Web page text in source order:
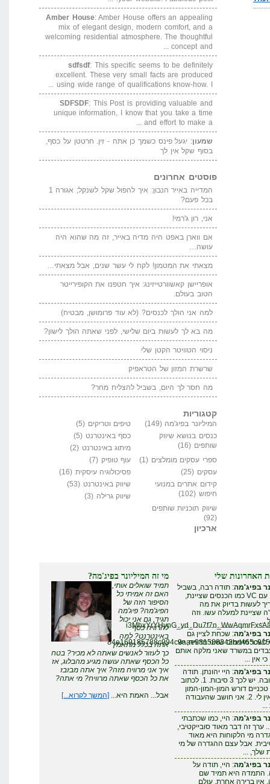
Amber House: Amber House offers an appealing
mix of elegant design, modern comfort, and a
welcoming residential atmosphere. The thoughtful
concept and ...
sdfsdf: This specific seems to be definitely
excellent. These very small facts are produced
using wide range of qualifications know-how. I ...
SDFSDF: This Post is providing valuable and
unique information, I know that you take a time
and effort to make a ...
שמעון: יגעל פינס כשמך כן אתה - זין. חרטטן על כסף,
בסוף שקל אין לך
פוסטים אחרונים
המדייה באייר הנבון: איך להפול שקל לשנקל; אגורה 1
בכל פעם?
אני, רון ג'רמי!
אם ווארן באפט היה מדיה באייר, זה מה שהוא היה
עושה…
מצאתי את המטמון! לקח לי עשר שנים, אבל מצאתי…
אופריישן קאשוורטייזינג: איך חטפנו את הקופירייטר
הטוב בעולם.
למה אני הולך לכנסים? (לא עוד פרומושן, מבטיח)
מה בא לך לעשות ביום שלישי, לפני שאתה הולך לישון?
ניסוי הטוויטר הקטן שלי
שרשרת המזון של הטראפיק
מה חסר לך היום, בשביל להצליח מחר?
קטגוריות
המיליונר בפיג'מה (149) טיפים וטריקים (5)
כנסים בנושא שיווק
שותפים (16)
כסף באינטרנט (5)
מיתוג באינטרנט (2)
ספרי עסקים מומלצים (1) עוף טופיק (7)
עסקים (25) פסיכולוגיה עיסקית (16)
קידום אתרים במנועי
חיפוש (102)
שיווק באינטרנט (53)
שיווק גרילה (3)
שיווק תוכניות שותפים
(92)
ארכיון
האחרונות שלי
בפיג'מה: תודה רבה, בשביל
להצליח עם VC כמו הכנסים שציינת,
לעשות בדיוק את מה
שציינת למעלה עשו. וזה
...
בפיג'מה: שכחת לציין גם
מינימום שאני מרוויח, יש
במשרד שאני מלקה אותם
אין ...
בפיג'מה: היי יהונתן. תודה
על התגובה. יש לכך 3 סיבות. 1. לכתוב
דורש המון-המון-המון
זמן - שאין לי. 2. אני חושב שהעבודה
...
בפיג'מה: היי, כמו שכתבתי
ערך זה דבר מאוד סובייקטיבי,
מי הלקוחות היא מאוד
אבל עצם ההגדרה של מי
שלך, ...
בפיג'מה: היי, תודה על
התמדה היא תמיד שם
ברירה אחרת. עולם
מי זה המיליונר בפיג'מה?
תמיד שואלים אותי,
האם זה אמיתי כל
הסיפור הזה של
הפיג'מה? פיג'מה
תגיד, גם אני יכול
להרוויח כסף
באינטרנט? למה
אתה בכלל מתאמץ
כך לעזור לאנשים שאתה לא מכיר? בטח
כל הכסף שאתה עושה מגיע מהבלוג, אז
איך אני מרוויח מזה? איך אתה מבזבז
את כל הכסף שאתה מרוויח? מי אתה?
אבל... האמת היא... [המשך לקרוא...]